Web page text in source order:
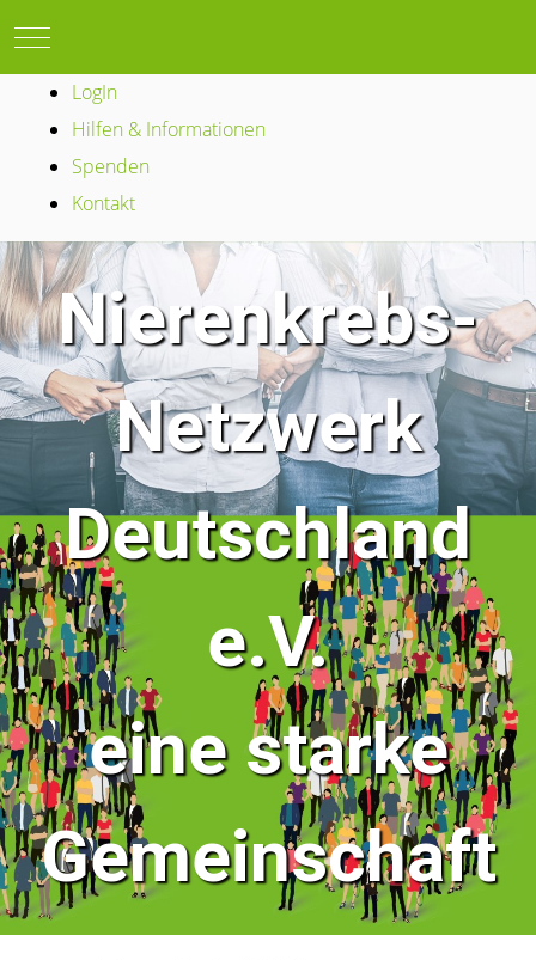
Mobile Menu Toggle
LogIn
Hilfen & Informationen
Spenden
Kontakt
Nierenkrebs-
Netzwerk
Deutschland
e.V.
eine starke
Gemeinschaft